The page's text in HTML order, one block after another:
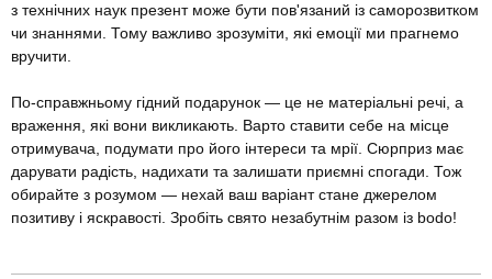
з технічних наук презент може бути пов'язаний із саморозвитком
чи знаннями. Тому важливо зрозуміти, які емоції ми прагнемо
вручити.
По-справжньому гідний подарунок — це не матеріальні речі, а
враження, які вони викликають. Варто ставити себе на місце
отримувача, подумати про його інтереси та мрії. Сюрприз має
дарувати радість, надихати та залишати приємні спогади. Тож
обирайте з розумом — нехай ваш варіант стане джерелом
позитиву і яскравості. Зробіть свято незабутнім разом із bodo!